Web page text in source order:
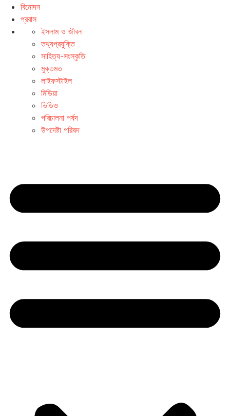
বিনোদন
প্রবাস
ইসলাম ও জীবন
তথ্যপ্রযুক্তি
সাহিত্য-সংস্কৃতি
মুক্তমত
লাইফস্টাইল
মিডিয়া
ভিডিও
পরিচালনা পর্ষদ
উপদেষ্টা পরিষদ